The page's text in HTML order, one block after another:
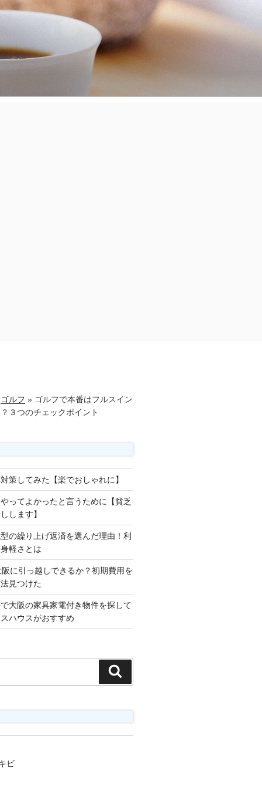
ゴルフ »ゴルフで本番はフルスイン
３つのチェックポイント
策してみた【楽でおしゃれに】
ってよかったと言うために【貧乏
します】
の繰り上げ返済を選んだ理由！利
軽さとは
に引っ越しできるか？初期費用を
見つけた
大阪の家具家電付き物件を探して
ハウスがおすすめ
索
ビ